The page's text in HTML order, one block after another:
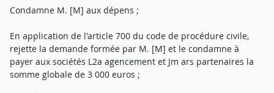
Condamne M. [M] aux dépens ;
En application de l'article 700 du code de procédure civile,
rejette la demande formée par M. [M] et le condamne à
payer aux sociétés L2a agencement et Jm ars partenaires la
somme globale de 3 000 euros ;